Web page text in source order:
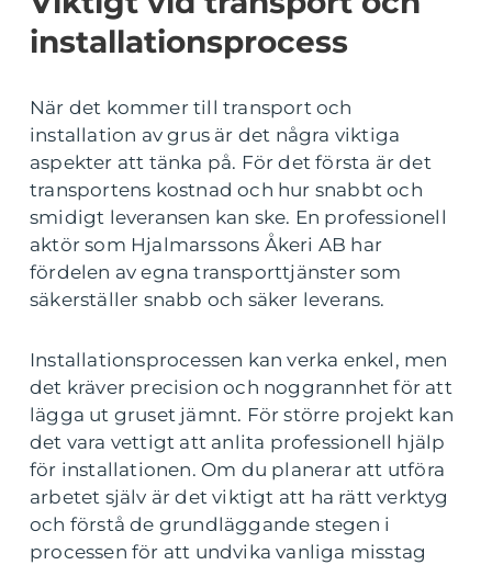
installationsprocess
När det kommer till transport och
installation av grus är det några viktiga
aspekter att tänka på. För det första är det
transportens kostnad och hur snabbt och
smidigt leveransen kan ske. En professionell
aktör som Hjalmarssons Åkeri AB har
fördelen av egna transporttjänster som
säkerställer snabb och säker leverans.
Installationsprocessen kan verka enkel, men
det kräver precision och noggrannhet för att
lägga ut gruset jämnt. För större projekt kan
det vara vettigt att anlita professionell hjälp
för installationen. Om du planerar att utföra
arbetet själv är det viktigt att ha rätt verktyg
och förstå de grundläggande stegen i
processen för att undvika vanliga misstag